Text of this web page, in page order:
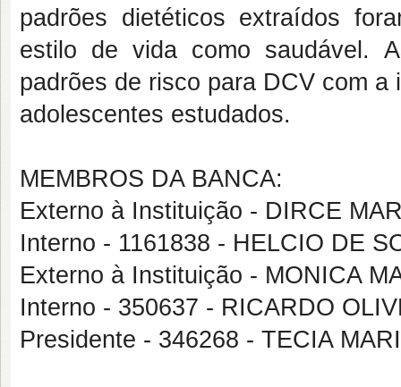
padrões dietéticos extraídos
estilo de vida como saudável.
padrões de risco para DCV com
adolescentes estudados.
MEMBROS DA BANCA:
Externo à Instituição - DIRCE
Interno - 1161838 - HELCIO DE
Externo à Instituição - MONICA
Interno - 350637 - RICARDO
Presidente - 346268 - TECIA